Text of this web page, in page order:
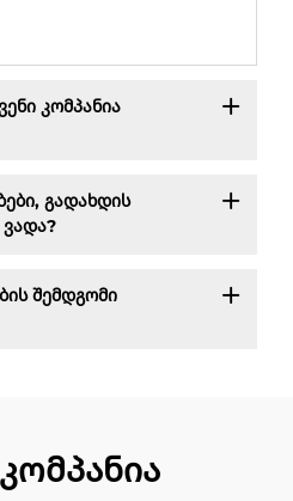
კომპანია
გადახდის
შემდგომი